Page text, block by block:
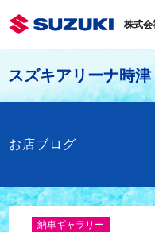
株式会
スズキアリーナ時津
お店ブログ
納車ギャラリー